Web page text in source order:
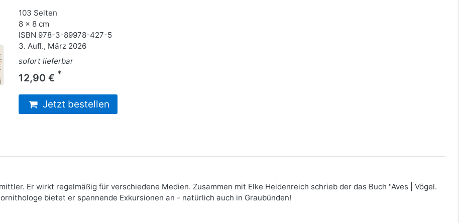
103 Seiten
8 x 8 cm
ISBN 978-3-89978-427-5
3. Aufl., März 2026
sofort lieferbar
12,90 € *
Jetzt bestellen
Er wirkt regelmäßig für verschiedene Medien. Zusammen mit Elke Heidenreich schrieb der das Buch "Aves | Vögel.
bietet er spannende Exkursionen an - natürlich auch in Graubünden!